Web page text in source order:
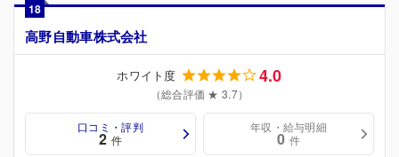
18
高野自動車株式会社
ホワイト度 4.0
（総合評価 ★ 3.7）
口コミ・評判
2 件
年収・給与明細
0 件